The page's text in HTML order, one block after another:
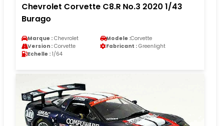
Chevrolet Corvette C8.R No.3 2020 1/43
Burago
Marque : Chevrolet Modele :Corvette
Version : Corvette Fabricant : Greenlight
Echelle : 1/64